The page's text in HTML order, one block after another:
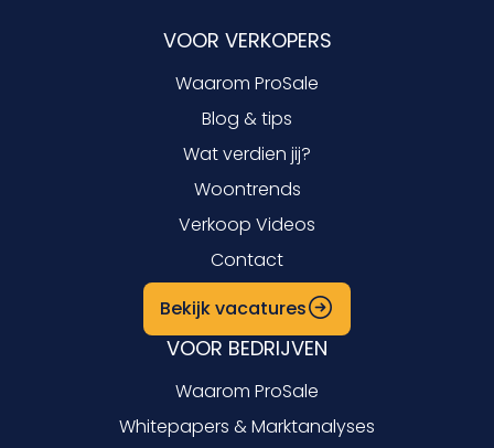
VOOR VERKOPERS
Waarom ProSale
Blog & tips
Wat verdien jij?
Woontrends
Verkoop Videos
Contact
Bekijk vacatures
VOOR BEDRIJVEN
Waarom ProSale
Whitepapers & Marktanalyses